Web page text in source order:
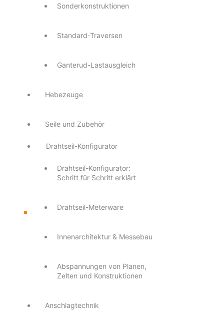
Sonderkonstruktionen
Standard-Traversen
Ganterud-Lastausgleich
Hebezeuge
Seile und Zubehör
Drahtseil-Konfigurator
Drahtseil-Konfigurator:
Schritt für Schritt erklärt
Drahtseil-Meterware
Innenarchitektur & Messebau
Abspannungen von Planen,
Zelten und Konstruktionen
Anschlagtechnik